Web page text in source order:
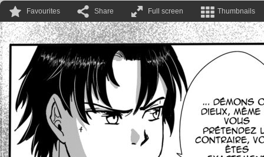
Favourites Share Full screen Thumbnails